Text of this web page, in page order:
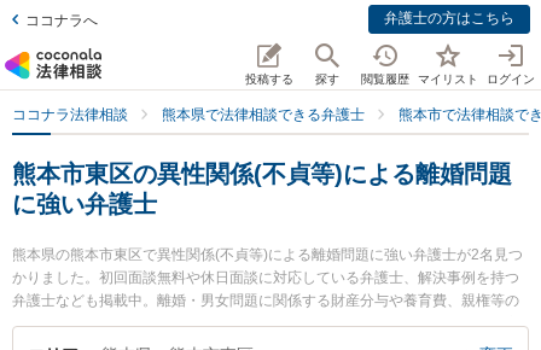
ココナラへ 弁護士の方はこちら
投稿する 探す 閲覧履歴 マイリスト ログイン
ココナラ法律相談 熊本県で法律相談できる弁護士 熊本市で法律相談で
熊本市東区の異性関係(不貞等)による離婚問題
に強い弁護士
熊本県の熊本市東区で異性関係(不貞等)による離婚問題に強い弁護士が2名見つ
かりました。初回面談無料や休日面談に対応している弁護士、解決事例を持つ
弁護士なども掲載中。離婚・男女問題に関係する財産分与や養育費、親権等の
細かな分野での絞り込み検索もでき便利です。特に月出・長嶺法律事務所の立
山 晴大弁護士や月出・長嶺法律事務所の辻上 友男弁護士のプロフィール情報や